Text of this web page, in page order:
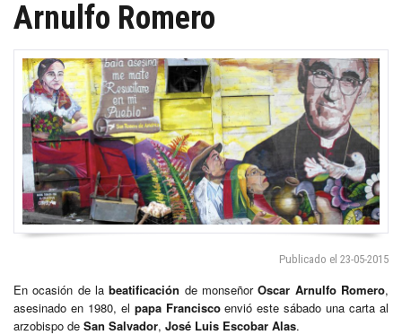
Arnulfo Romero
Publicado el 23-05-2015
En ocasión de labeatificación de monseñorOscar Arnulfo Romero,
asesinado en 1980, el papa Franciscoenvió este sábado una carta al
arzobispo de San Salvador, José Luis Escobar Alas.